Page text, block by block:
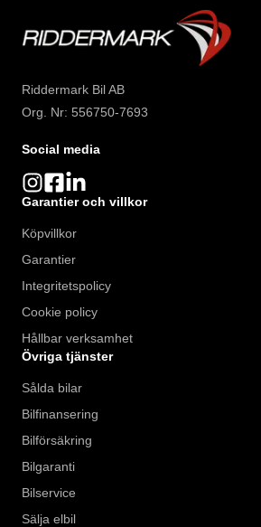
Riddermark Bil AB
Org. Nr: 556750-7693
Social media
Garantier och villkor
Köpvillkor
Garantier
Integritetspolicy
Cookie policy
Hållbar verksamhet
Övriga tjänster
Sålda bilar
Bilfinansering
Bilförsäkring
Bilgaranti
Bilservice
Sälja elbil